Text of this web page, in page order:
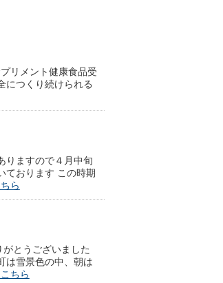
リメント健康食品受
につくり続けられる
りますので４月中旬
ております この時期
ら
とうございました
は雪景色の中、朝は
ちら